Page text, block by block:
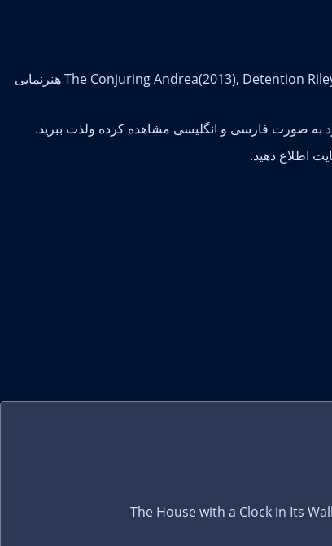
Shanley Caswell بازیگر فیلم و سریال است و با تلاش فراوان توانسته در فیلم The Conjuring Andrea(2013), Detention Riley Jones(2011), NCIS: New Orleans Laurel Pride(2014-2019) هنرنمایی
به صورت فارسی و انگلیسی مشاهده کرده ولذت ببرید.
اطلاع دهید.